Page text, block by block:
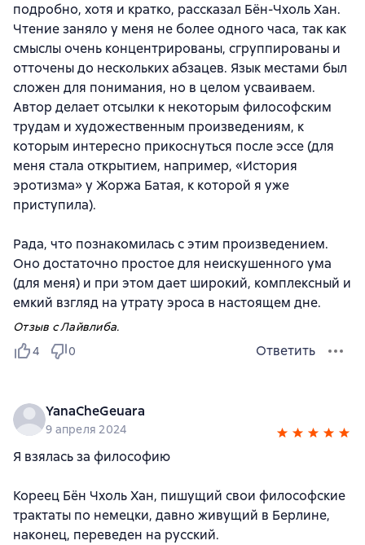
подробно, хотя и кратко, рассказал Бён-Чхоль Хан.
Чтение заняло у меня не более одного часа, так как
смыслы очень концентрированы, сгруппированы и
отточены до нескольких абзацев. Язык местами был
сложен для понимания, но в целом усваиваем.
Автор делает отсылки к некоторым философским
трудам и художественным произведениям, к
которым интересно прикоснуться после эссе (для
меня стала открытием, например, «История
эротизма» у Жоржа Батая, к которой я уже
приступила).
Рада, что познакомилась с этим произведением.
Оно достаточно простое для неискушенного ума
(для меня) и при этом дает широкий, комплексный и
емкий взгляд на утрату эроса в настоящем дне.
Отзыв с Лайвлиба.
4
0 Ответить
YanaCheGeuara
9 апреля 2024
Я взялась за философию
Кореец Бён Чхоль Хан, пишущий свои философские
трактаты по немецки, давно живущий в Берлине,
наконец, переведен на русский.